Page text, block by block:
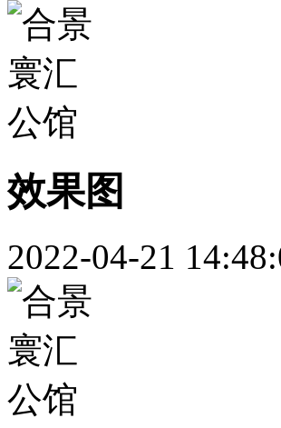
效果图
2022-04-21